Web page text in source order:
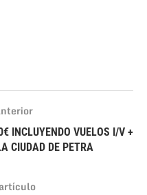
INCLUYENDO VUELOS I/V +
CIUDAD DE PETRA